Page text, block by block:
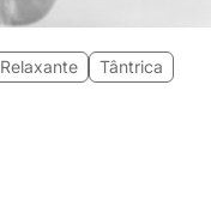
Relaxante
Tântrica